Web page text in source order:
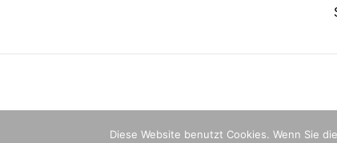
Diese Website benutzt Cookies. Wenn Sie